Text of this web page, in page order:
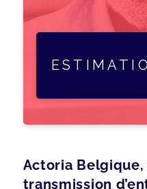
Actoria
transmission